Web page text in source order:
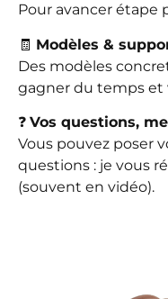
Pour avancer étape
🧾 Modèles &
Des modèles
gagner du temps et
❓ Vos questions,
Vous pouvez poser
questions : je vous
(souvent en vidéo).